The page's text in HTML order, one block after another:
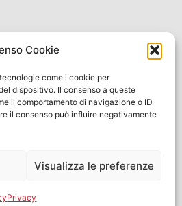
Cookie
come i cookie per
dispositivo. Il consenso a queste
il comportamento di navigazione o ID
il consenso può influire negativamente
Visualizza le preferenze
Privacy